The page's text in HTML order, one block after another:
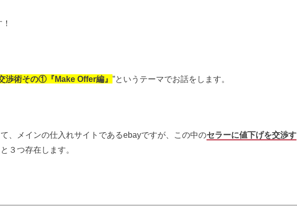
渉術その①『Make Offer編』 ”というテーマでお話をします。
、メインの仕入れサイトであるebayですが、この中のセラーに値下げを交渉す
３つ存在します。